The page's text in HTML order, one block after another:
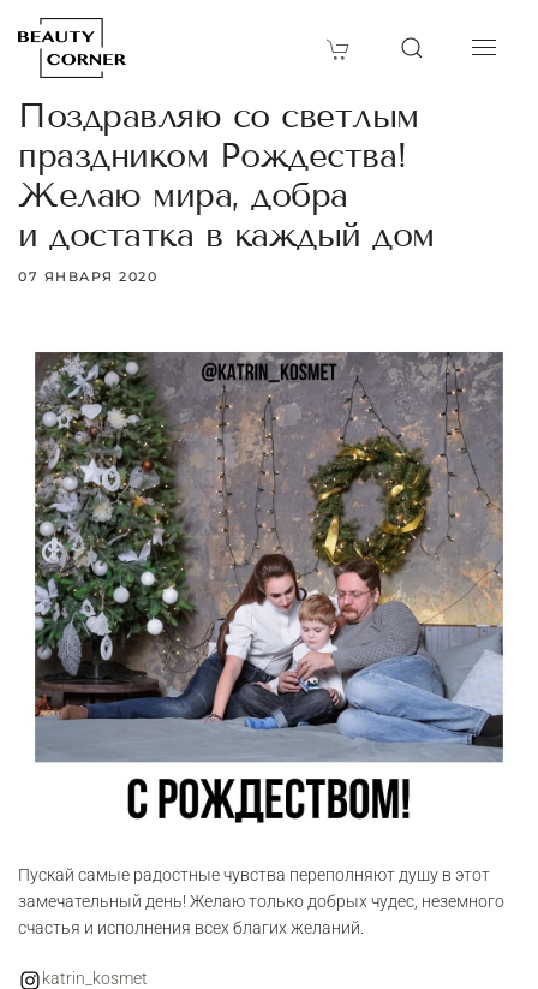
Поздравляю со светлым
праздником Рождества!
Желаю мира, добра
и достатка в каждый дом
07 ЯНВАРЯ 2020
Пускай самые радостные чувства переполняют душу в этот
замечательный день! Желаю только добрых чудес, неземного
счастья и исполнения всех благих желаний.
katrin_kosmet